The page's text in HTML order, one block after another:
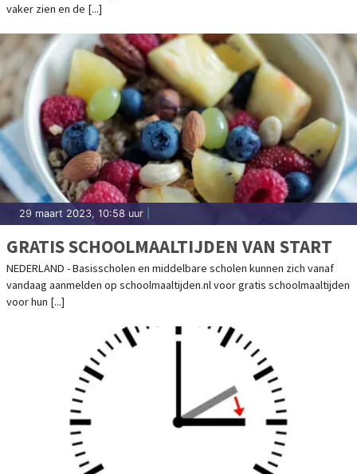
vaker zien en de [...]
29 maart 2023, 10:58 uur
GRATIS SCHOOLMAALTIJDEN VAN START
NEDERLAND - Basisscholen en middelbare scholen kunnen zich vanaf
vandaag aanmelden op schoolmaaltijden.nl voor gratis schoolmaaltijden
voor hun [...]